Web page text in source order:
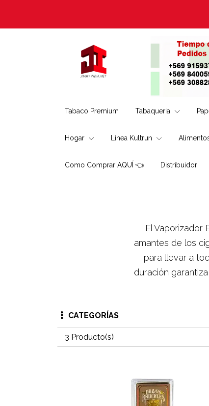
Tabaco Premium Tabaqueria
Hogar Linea Kultrun
Como Comprar AQUÍ 👈 Distribuidor
El Vaporizador
amantes de los
para llevar a
duración
CATEGORÍAS
3 Producto(s)